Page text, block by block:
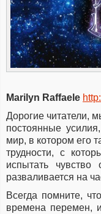
Marilyn Raffaele
Дорогие читатели,
постоянные
мир, в котором его
трудности, с
испытать
разваливается на
Всегда помните,
времена перемен,